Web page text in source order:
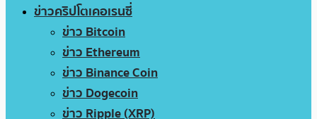
ข่าวคริปโตเคอเรนซี่
ข่าว Bitcoin
ข่าว Ethereum
ข่าว Binance Coin
ข่าว Dogecoin
ข่าว Ripple (XRP)